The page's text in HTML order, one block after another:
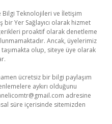
Bilgi Teknolojileri ve İletişim
bir Yer Sağlayıcı olarak hizmet
proaktif olarak denetleme
Ancak, üyelerimiz
olup, siteye üye olarak
ücretsiz bir bilgi paylaşım
aykırı olduğunu
adresine
süre içerisinde sitemizden